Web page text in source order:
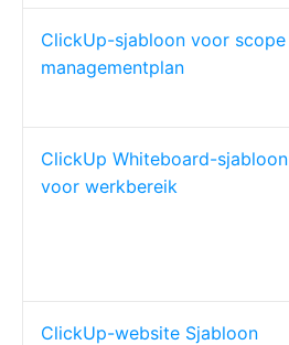
ClickUp-sjabloon voor scope
managementplan
ClickUp Whiteboard-sjabloon
voor werkbereik
ClickUp-website Sjabloon